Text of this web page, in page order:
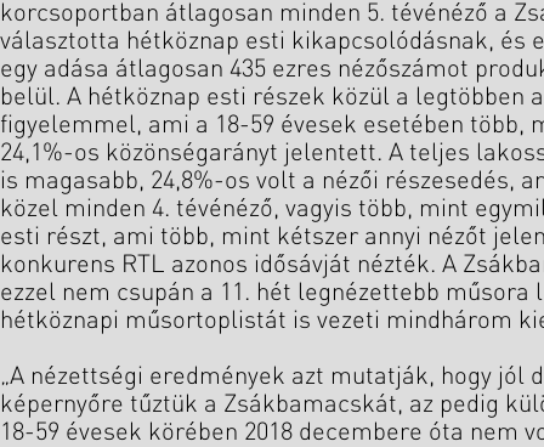
korcsoportban átlagosan minden 5. tévénéző a
választotta hétköznap esti kikapcsolódásnak, és
egy adása átlagosan 435 ezres nézőszámot
belül. A hétköznap esti részek közül a legtöbben
figyelemmel, ami a 18-59 évesek esetében több,
24,1%-os közönségarányt jelentett. A teljes
is magasabb, 24,8%-os volt a nézői részesedés,
közel minden 4. tévénéző, vagyis több, mint
esti részt, ami több, mint kétszer annyi nézőt
konkurens RTL azonos idősávját nézték. A
ezzel nem csupán a 11. hét legnézettebb műsora
hétköznapi műsortoplistát is vezeti mindhárom
„A nézettségi eredmények azt mutatják, hogy jól
képernyőre tűztük a Zsákbamacskát, az pedig
18-59 évesek körében 2018 decembere óta nem